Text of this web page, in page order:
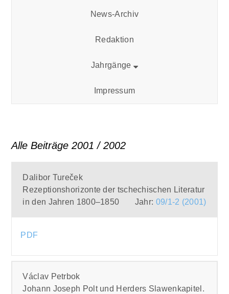
News-Archiv
Redaktion
Jahrgänge
Impressum
Alle Beiträge 2001 / 2002
Dalibor Tureček
Rezeptionshorizonte der tschechischen Literatur
in den Jahren 1800–1850
Jahr: 09/1-2 (2001)
PDF
Václav Petrbok
Johann Joseph Polt und Herders Slawenkapitel.